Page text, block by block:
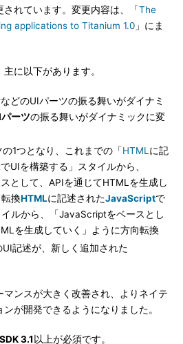
れています。変更内容は、「The
applications to Titanium 1.0 」にま
に以下があります。
どのUIパーツの振る舞いがダイナミ
ーツの振る舞いがダイナミックに変
1つとなり、これまでの「HTML に記
でUIを構築する」スタイルから、
として、APIを通じてHTMLを生成し
換HTMLに記述されたJavaScriptで
ルから、「JavaScriptをベースとし
を生成していく」ように方向転換
UI記述が、新しく追加された
ンスが大きく改善され、よりネイテ
が開発できるようになりました。
3.1 以上が必須です。